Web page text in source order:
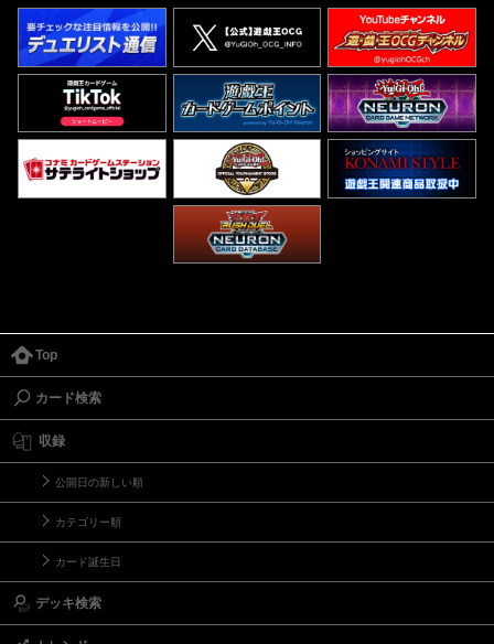
Top
カード検索
収録
公開日の新しい順
カテゴリー順
カード誕生日
デッキ検索